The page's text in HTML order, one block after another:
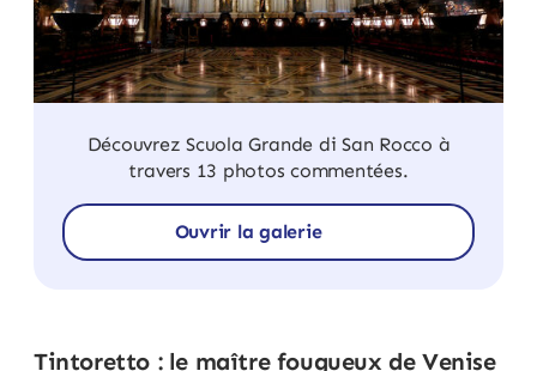
Découvrez Scuola Grande di San Rocco à
travers 13 photos commentées.
Ouvrir la galerie
Tintoretto : le maître fougueux de Venise